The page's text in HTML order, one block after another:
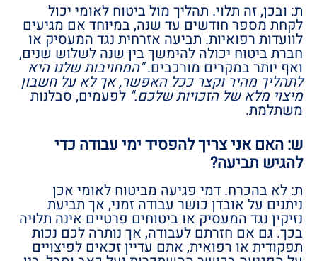
ת: ובכן, זה תלוי. תהליך מול ביטוח לאומי יכול
לקחת מספר חודשים עד שנה, במיוחד אם מגיעים
לוועדות רפואיות. תביעה אזרחית נגד המעסיק או
חברת ביטוח יכולה להימשך בין שנה לשלוש שנים,
ואף יותר במקרים מורכבים."המחויבות שלנו היא
לתהליך מהיר וקצר ככל האפשר, אך לא על חשבון
מיצוי מלא של הזכויות שלכם." לפעמים, סבלנות
משתלמת.
ש: האם אני צריך להפסיד ימי עבודה כדי
להגיש תביעה?
ת: לא בהכרח. דמי פגיעה מביטוח לאומי אכן
ניתנים על אובדן כושר עבודה זמני, אך תביעת
נזיקין נגד המעסיק או ביטוחים פרטיים אינה תלויה
בכך. גם אם חזרתם לעבודה, אך נותרה לכם נכות
תפקודית או רפואית, אתם עדיין זכאים לפיצויים